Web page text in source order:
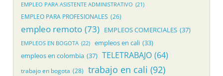
EMPLEO PARA ASISTENTE ADMINISTRATIVO (21)
EMPLEO PARA PROFESIONALES (26)
empleo remoto (73) EMPLEOS COMERCIALES (37)
EMPLEOS EN BOGOTA (22) empleos en cali (33)
empleos en colombia (37) TELETRABAJO (64)
trabajo en bogota (28) trabajo en cali (92)